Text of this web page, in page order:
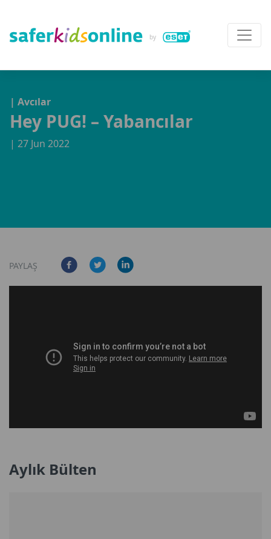
| Avcılar
Hey PUG! – Yabancılar
| 27 Jun 2022
PAYLAŞ
Aylık Bülten